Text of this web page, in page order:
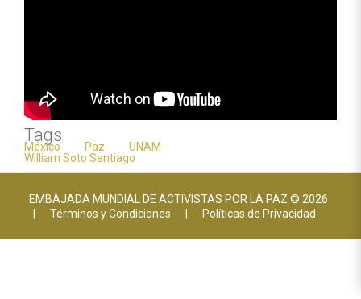
Tags:
México Paz
UNAM
William Soto Santiago
EMBAJADA MUNDIAL DE ACTIVISTAS POR LA PAZ © 2026
Términos y Condiciones Políticas de Privacidad